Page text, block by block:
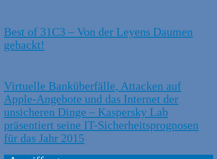
Best of 31C3 – Von der Leyens Daumen
gehackt!
Virtuelle Banküberfälle, Attacken auf
Apple-Angebote und das Internet der
unsicheren Dinge – Kaspersky Lab
präsentiert seine IT-Sicherheitsprognosen
für das Jahr 2015